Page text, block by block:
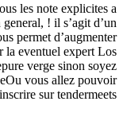
les note explicites a
! il s’agit d’un
permet d’augmenter
la eventuel expert Los
verge sinon soyez
vous allez pouvoir
sur tendermeets